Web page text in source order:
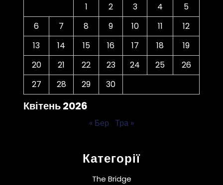
Квітень 2026
1
2 3 4
5
6
7 8 9 10 11
12
13
14 15 16 17 18
19
20
21 22 23 24 25
26
27
28 29 30
« Бер Тра »
Категорії
The Bridge